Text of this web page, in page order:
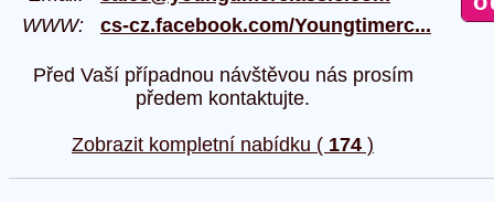
WWW: cs-cz.facebook.com/Youngtimerc...
Před Vaší případnou návštěvou nás prosím
předem kontaktujte.
Zobrazit kompletní nabídku ( 174 )